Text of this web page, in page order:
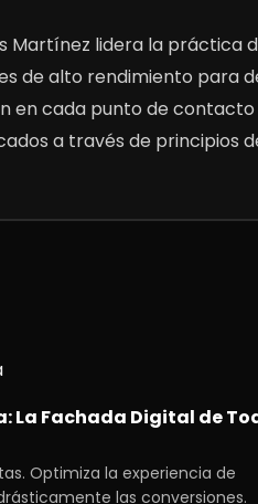
Martínez lidera la práctica
de alto rendimiento para
en cada punto de contacto
a través de principios
La Fachada Digital de
Optimiza la experiencia de
las conversiones.